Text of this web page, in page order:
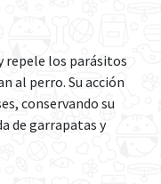
repele los parásitos
al perro. Su acción
conservando su
de garrapatas y